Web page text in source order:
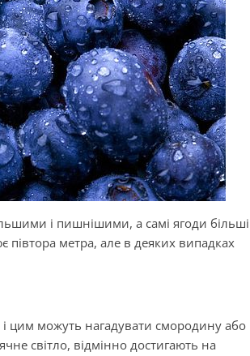
і пишнішими, а самі ягоди більші
півтора метра, але в деяких випадках
цим можуть нагадувати смородину або
світло, відмінно достигають на